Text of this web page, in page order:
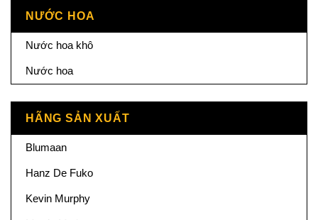
NƯỚC HOA
Nước hoa khô
Nước hoa
HÃNG SẢN XUẤT
Blumaan
Hanz De Fuko
Kevin Murphy